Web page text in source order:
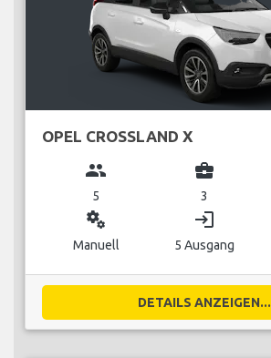
OPEL CROSSLAND X
group
5
business_center
3
miscellaneous_services
Manuell
login
5 Ausgang
DETAILS ANZEIGEN...